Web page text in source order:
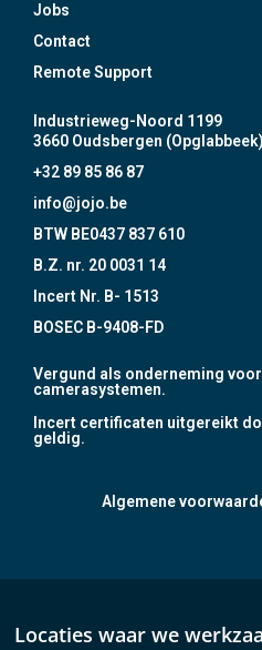
Jobs
Contact
Remote Support
Industrieweg-Noord 1199
3660 Oudsbergen (Opglabbeek)
+32 89 85 86 87
info@jojo.be
BTW BE0437 837 610
B.Z. nr. 20 0031 14
Incert Nr. B- 1513
BOSEC B-9408-FD
Vergund als onderneming
camerasystemen.
Incert certificaten uitgereikt
geldig.
Algemene
Locaties waar we